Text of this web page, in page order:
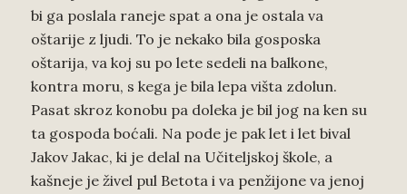
bi ga poslala raneje spat a ona je ostala va
oštarije z ljudi. To je nekako bila gosposka
oštarija, va koj su po lete sedeli na balkone,
kontra moru, s kega je bila lepa višta zdolun.
Pasat skroz konobu pa doleka je bil jog na ken su
ta gospoda boćali. Na pode je pak let i let bival
Jakov Jakac, ki je delal na Učiteljskoj škole, a
kašneje je živel pul Betota i va penžijone va jenoj